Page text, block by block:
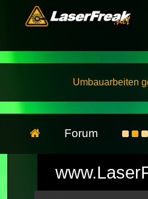
Umbauarbeiten
Forum